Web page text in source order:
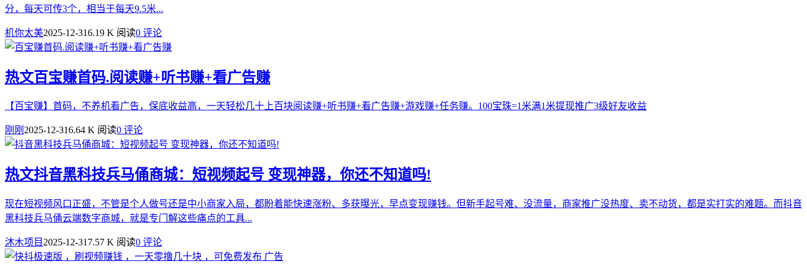
分，每天可传3个，相当于每天9.5米...
机你太美2025-12-316.19 K 阅读0 评论
热文百宝赚首码.阅读赚+听书赚+看广告赚
【百宝赚】首码，不养机看广告，保底收益高，一天轻松几十上百块阅读赚+听书赚+看广告赚+游戏赚+任务赚。100宝珠=1米满1米提现推广3级好友收益
刚刚 2025-12-316.64 K 阅读0 评论
热文抖音黑科技兵马俑商城：短视频起号 变现神器，你还不知道吗!
现在短视频风口正盛，不管是个人做号还是中小商家入局，都盼着能快速涨粉、多获曝光，早点变现赚钱。但新手起号难、没流量，商家推广没热度、卖不动货，都是实打实的难题。而抖音
黑科技兵马俑云端数字商城，就是专门解这些痛点的工具...
沐木项目 2025-12-31 7.57 K 阅读0 评论